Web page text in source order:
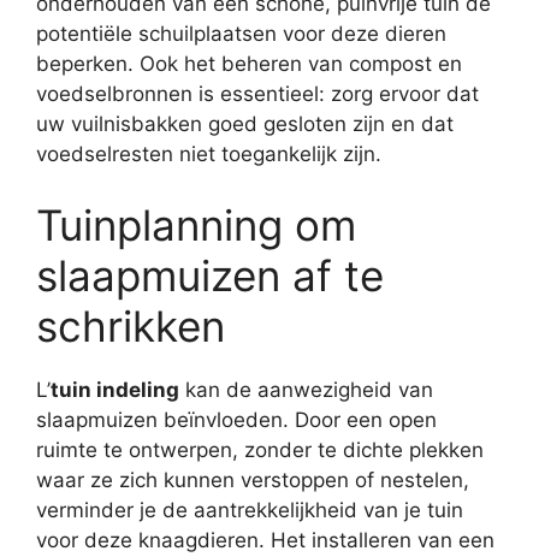
potentiële schuilplaatsen voor deze dieren
beperken. Ook het beheren van compost en
voedselbronnen is essentieel: zorg ervoor dat
uw vuilnisbakken goed gesloten zijn en dat
voedselresten niet toegankelijk zijn.
Tuinplanning om
slaapmuizen af ​​te
schrikken
L’tuin indeling kan de aanwezigheid van
slaapmuizen beïnvloeden. Door een open
ruimte te ontwerpen, zonder te dichte plekken
waar ze zich kunnen verstoppen of nestelen,
verminder je de aantrekkelijkheid van je tuin
voor deze knaagdieren. Het installeren van een